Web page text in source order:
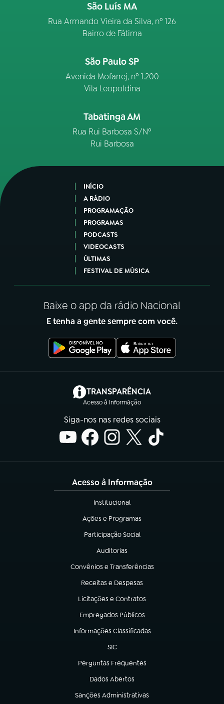
São Luís MA
Rua Armando Vieira da Silva, nº 126
Bairro de Fátima
São Paulo SP
Avenida Mofarrej, nº 1.200
Vila Leopoldina
Tabatinga AM
Rua Rui Barbosa S/Nº
Rui Barbosa
INÍCIO
A RÁDIO
PROGRAMAÇÃO
PROGRAMAS
PODCASTS
VIDEOCASTS
ÚLTIMAS
FESTIVAL DE MÚSICA
Baixe o app da rádio Nacional
E tenha a gente sempre com você.
TRANSPARÊNCIA
Acesso à Informação
(abre em nova aba)
Siga-nos nas redes sociais
Acesso à Informação
Institucional
(abre em nova aba)
Ações e Programas
(abre em nova aba)
Participação Social
(abre em nova aba)
Auditorias
(abre em nova aba)
Convênios e Transferências
(abre em nova aba)
Receitas e Despesas
(abre em nova aba)
Licitações e Contratos
(abre em nova aba)
Empregados Públicos
(abre em nova aba)
Informações Classificadas
(abre em nova aba)
SIC
(abre em nova aba)
Perguntas Frequentes
(abre em nova aba)
Dados Abertos
(abre em nova aba)
Sanções Administrativas
(abre em nova aba)